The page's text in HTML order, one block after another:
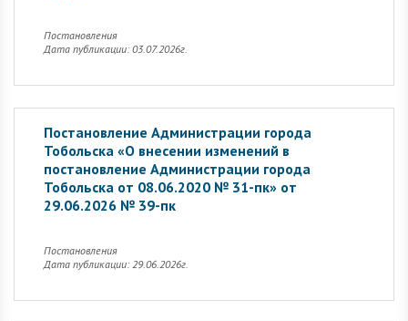
Постановления
Дата публикации: 03.07.2026г.
Постановление Администрации города
Тобольска «О внесении изменений в
постановление Администрации города
Тобольска от 08.06.2020 № 31-пк» от
29.06.2026 № 39-пк
Постановления
Дата публикации: 29.06.2026г.